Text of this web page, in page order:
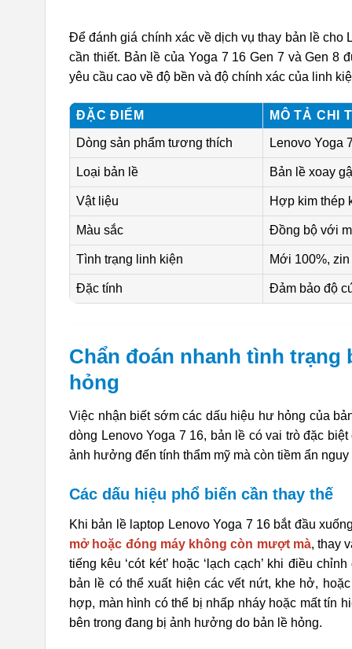
Để đánh giá chính xác về dịch vụ thay bản lề cho
cần thiết. Bản lề của Yoga 7 16 Gen 7 và Gen 8
yêu cầu cao về độ bền và độ chính xác của linh
ĐẶC ĐIỂM MÔ TẢ CHI
Dòng sản phẩm tương thích Lenovo Yoga
Loại bản lề Bản lề xoay
Vật liệu Hợp kim thép
Màu sắc Đồng bộ với
Tình trạng linh kiện Mới 100%,
Đặc tính Đảm bảo độ
Chẩn đoán nhanh tình trạng
hỏng
Việc nhận biết sớm các dấu hiệu hư hỏng của
dòng Lenovo Yoga 7 16, bản lề có vai trò đặc
ảnh hưởng đến tính thẩm mỹ mà còn tiềm ẩn
Các dấu hiệu phổ biến cần thay thế
Khi bản lề laptop Lenovo Yoga 7 16 bắt đầu
mở hoặc đóng máy không còn mượt mà, thay
tiếng kêu ‘cót két’ hoặc ‘lạch cạch’ khi điều
bản lề có thể xuất hiện các vết nứt, khe hở,
hợp, màn hình có thể bị nhấp nháy hoặc mất tín
bên trong đang bị ảnh hưởng do bản lề hỏng.